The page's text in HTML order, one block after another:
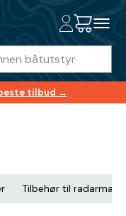
tilbud →
Tilbehør til